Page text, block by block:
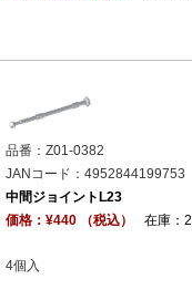
品番：Z01-0382
JANコード：4952844199753
中間ジョイントL23
価格：¥440 （税込）
在庫：2
4個入